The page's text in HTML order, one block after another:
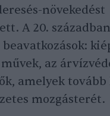
növekedést
A 20.
az
amelyek
mozgásterét.